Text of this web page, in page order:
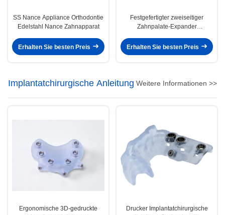
SS Nance Appliance Orthodontie
Edelstahl Nance Zahnapparat
Erhalten Sie besten Preis
Festgefertigter zweiseitiger
Zahnpalate-Expander
Erhalten Sie besten Preis
Implantatchirurgische Anleitung Weitere Informationen >>
Ergonomische 3D-gedruckte
Drucker Implantatchirurgische